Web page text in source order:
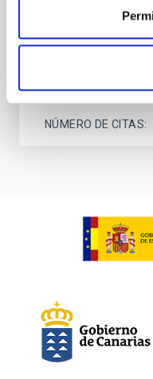
Wang, Mu-Tian
NÚMERO DE CITAS